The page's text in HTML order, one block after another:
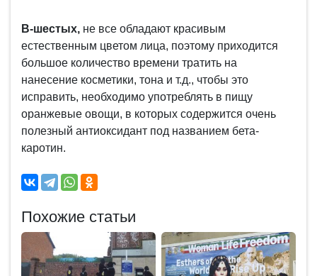
В-шестых, не все обладают красивым
естественным цветом лица, поэтому приходится
большое количество времени тратить на
нанесение косметики, тона и т.д., чтобы это
исправить, необходимо употреблять в пищу
оранжевые овощи, в которых содержится очень
полезный антиоксидант под названием бета-
каротин.
Похожие статьи